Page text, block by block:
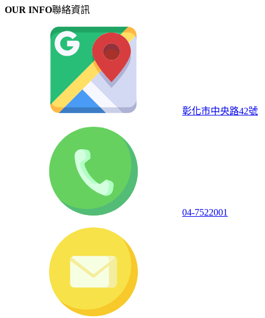
OUR INFO聯絡資訊
彰化市中央路42號
04-7522001